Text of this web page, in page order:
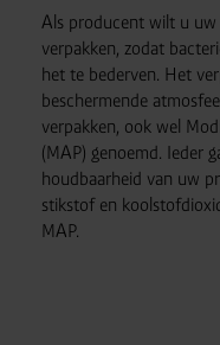
Als producent wilt u
verpakken, zodat
het te bederven. Het
beschermende
verpakken, ook wel
(MAP) genoemd. Ieder
houdbaarheid van uw
stikstof en
MAP.